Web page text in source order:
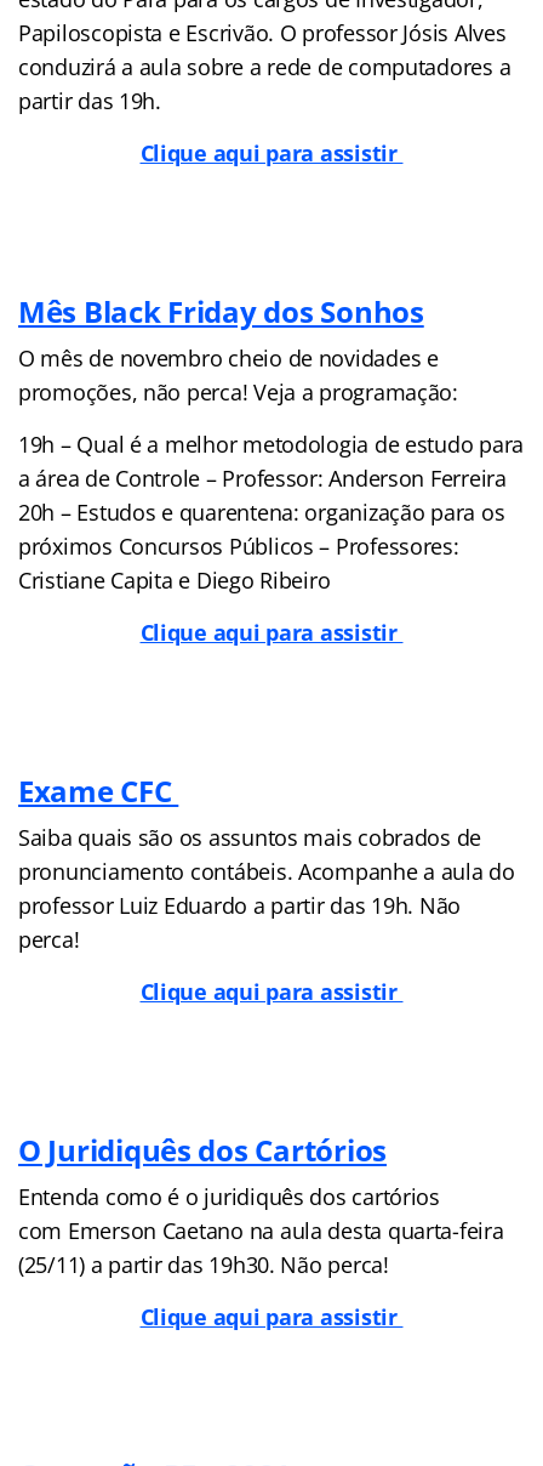
Papiloscopista e Escrivão. O professor Jósis Alves
conduzirá a aula sobre a rede de computadores a
partir das 19h.
Clique aqui para assistir
Mês Black Friday dos Sonhos
O mês de novembro cheio de novidades e
promoções, não perca! Veja a programação:
19h – Qual é a melhor metodologia de estudo para
a área de Controle – Professor: Anderson Ferreira
20h – Estudos e quarentena: organização para os
próximos Concursos Públicos – Professores:
Cristiane Capita e Diego Ribeiro
Clique aqui para assistir
Exame CFC
Saiba quais são os assuntos mais cobrados de
pronunciamento contábeis. Acompanhe a aula do
professor Luiz Eduardo a partir das 19h. Não
perca!
Clique aqui para assistir
O Juridiquês dos Cartórios
Entenda como é o juridiquês dos cartórios
com Emerson Caetano na aula desta quarta-feira
(25/11) a partir das 19h30. Não perca!
Clique aqui para assistir